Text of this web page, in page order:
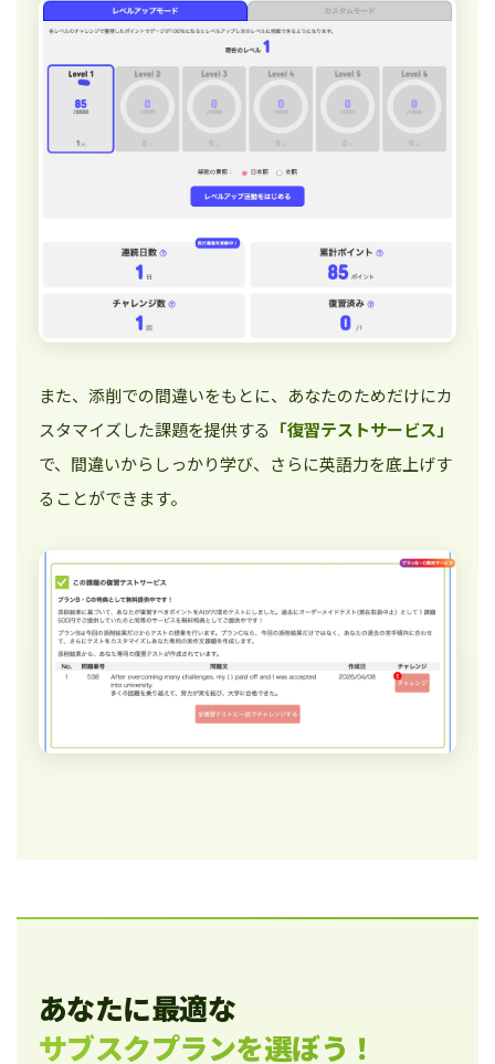
また、添削での間違いをもとに、あなたのためだけにカ
スタマイズした課題を提供する 「復習テストサービス」
で、間違いからしっかり学び、さらに英語力を底上げす
ることができます。
あなたに最適な
サブスクプランを選ぼう！